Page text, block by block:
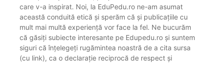
care v-a inspirat. Noi, la EduPedu.ro ne-am asumat
această conduită etică și sperăm că și publicațiile cu
mult mai multă experiență vor face la fel. Ne bucurăm
că găsiți subiecte interesante pe Edupedu.ro și suntem
siguri că înțelegeți rugămintea noastră de a cita sursa
(cu link), ca o declarație reciprocă de respect și